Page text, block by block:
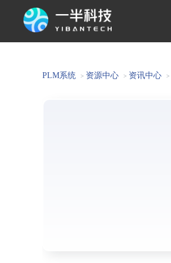
PLM系统 > 资源中心 > 资讯中心 >